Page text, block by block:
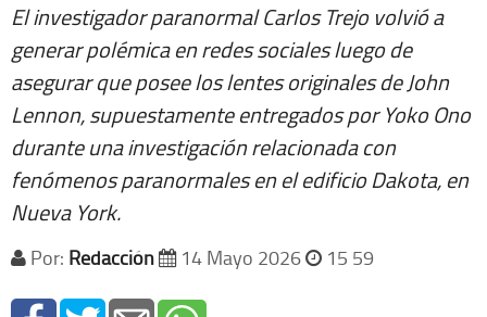
El investigador paranormal Carlos Trejo volvió a
generar polémica en redes sociales luego de
asegurar que posee los lentes originales de John
Lennon, supuestamente entregados por Yoko Ono
durante una investigación relacionada con
fenómenos paranormales en el edificio Dakota, en
Nueva York.
Por: Redacción 14 Mayo 2026 15 59